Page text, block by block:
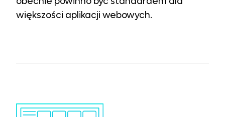
większości aplikacji webowych.